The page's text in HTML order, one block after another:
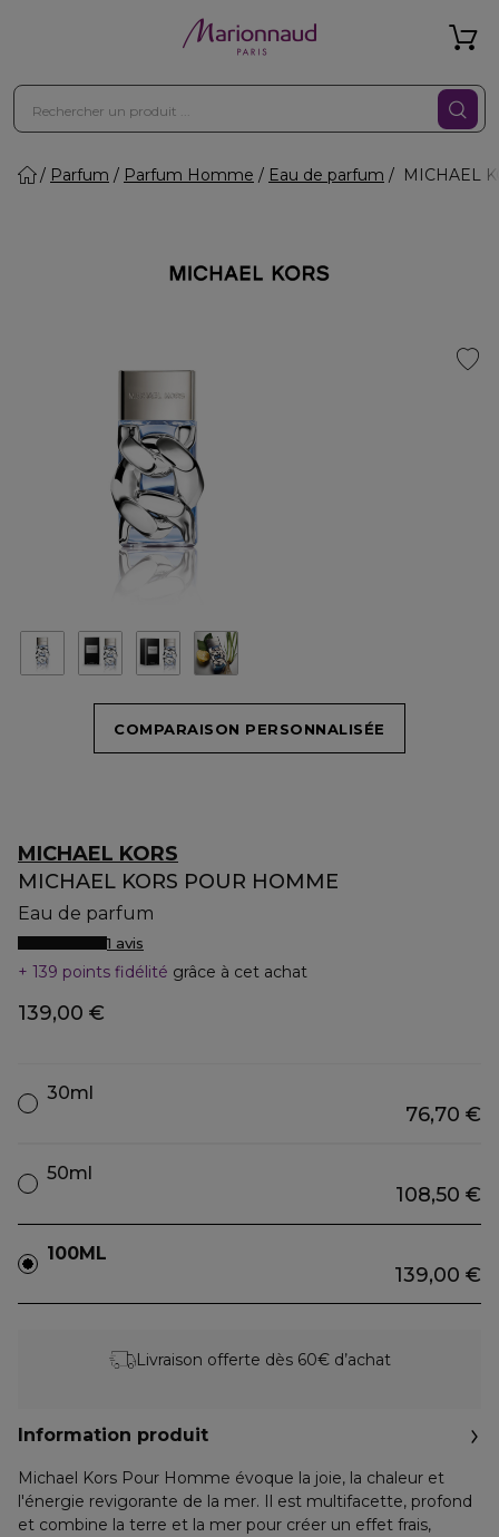
Parfum Parfum Homme Eau de parfum MICHAEL
COMPARAISON PERSONNALISÉE
MICHAEL KORS
MICHAEL KORS POUR HOMME
Eau de parfum
1 avis
139 points fidélité grâce à cet achat
139,00 €
30ml
76,70 €
50ml
108,50 €
100ML
139,00 €
Livraison offerte dès 60€ d’achat
Information produit
Michael Kors Pour Homme évoque la joie, la chaleur et
l'énergie revigorante de la mer. Il est multifacette, profond
et combine la terre et la mer pour créer un effet frais,